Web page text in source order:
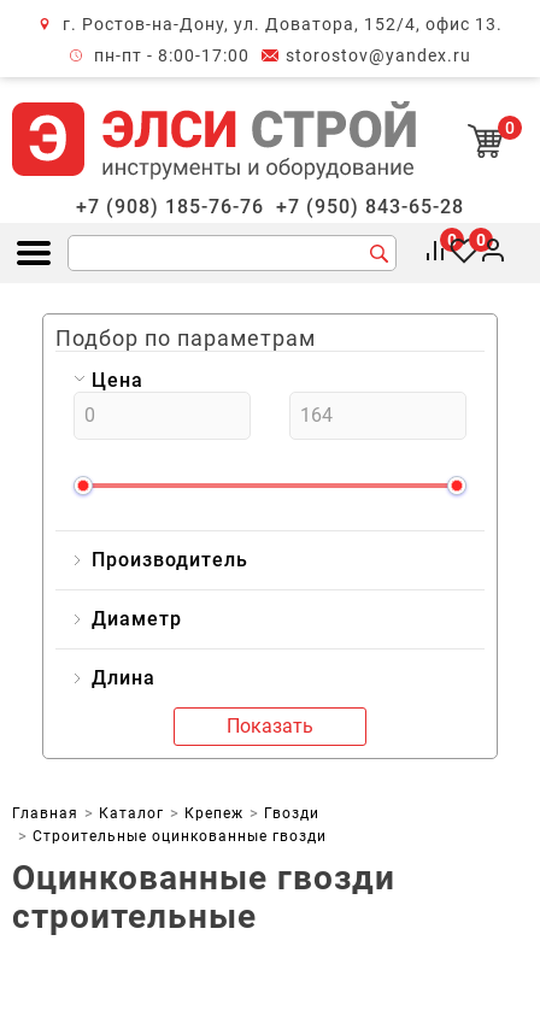
г. Ростов-на-Дону, ул. Доватора, 152/4, офис 13.
пн-пт - 8:00-17:00
storostov@yandex.ru
0
+7 (908) 185-76-76 +7 (950) 843-65-28
Открыть меню
0 0
Подбор по параметрам
Цена
Производитель
Диаметр
Длина
Показать
Главная Каталог Крепеж
Гвозди
Строительные оцинкованные гвозди
Оцинкованные гвозди
строительные